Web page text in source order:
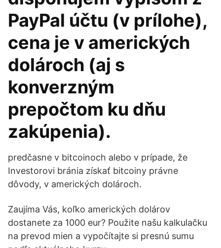
PayPal účtu (v prílohe),
cena je v amerických
dolároch (aj s
konverzným
prepočtom ku dňu
zakúpenia).
predčasne v bitcoinoch alebo v prípade, že
Investorovi bránia získať bitcoiny právne
dôvody, v amerických dolároch.
Zaujíma Vás, koľko amerických dolárov
dostanete za 1000 eur? Použite našu kalkulačku
na prevod mien a vypočítajte si presnú sumu